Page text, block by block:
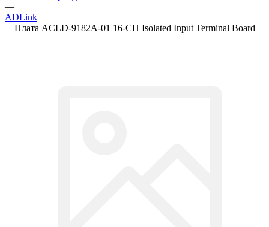
—
ADLink
—Плата ACLD-9182A-01 16-CH Isolated Input Terminal Board